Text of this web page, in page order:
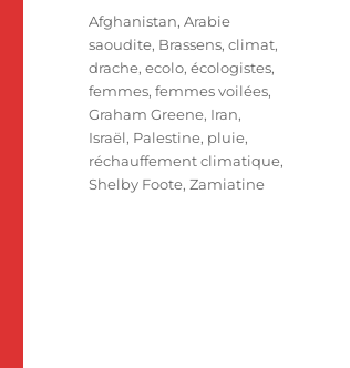
Étiquettes
Afghanistan,Arabie
saoudite, Brassens,climat,
drache,ecolo,écologistes,
femmes,femmes voilées,
Graham Greene, Iran,
Israël, Palestine, pluie,
réchauffement climatique,
Shelby Foote,Zamiatine